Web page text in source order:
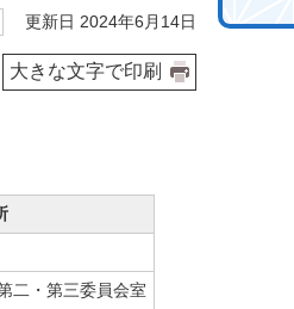
更新日 2024年6月14日
大きな文字で印刷
二・第三委員会室